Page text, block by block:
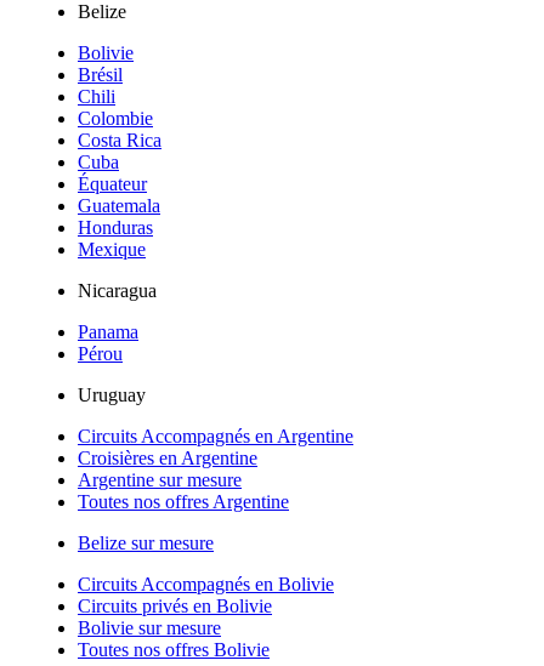
Belize
Bolivie
Brésil
Chili
Colombie
Costa Rica
Cuba
Équateur
Guatemala
Honduras
Mexique
Nicaragua
Panama
Pérou
Uruguay
Circuits Accompagnés en Argentine
Croisières en Argentine
Argentine sur mesure
Toutes nos offres Argentine
Belize sur mesure
Circuits Accompagnés en Bolivie
Circuits privés en Bolivie
Bolivie sur mesure
Toutes nos offres Bolivie